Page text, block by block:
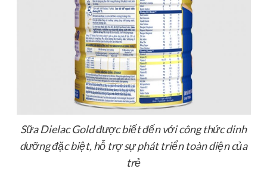
Sữa Dielac Gold được biết đến với công thức dinh
dưỡng đặc biệt, hỗ trợ sự phát triển toàn diện của
trẻ